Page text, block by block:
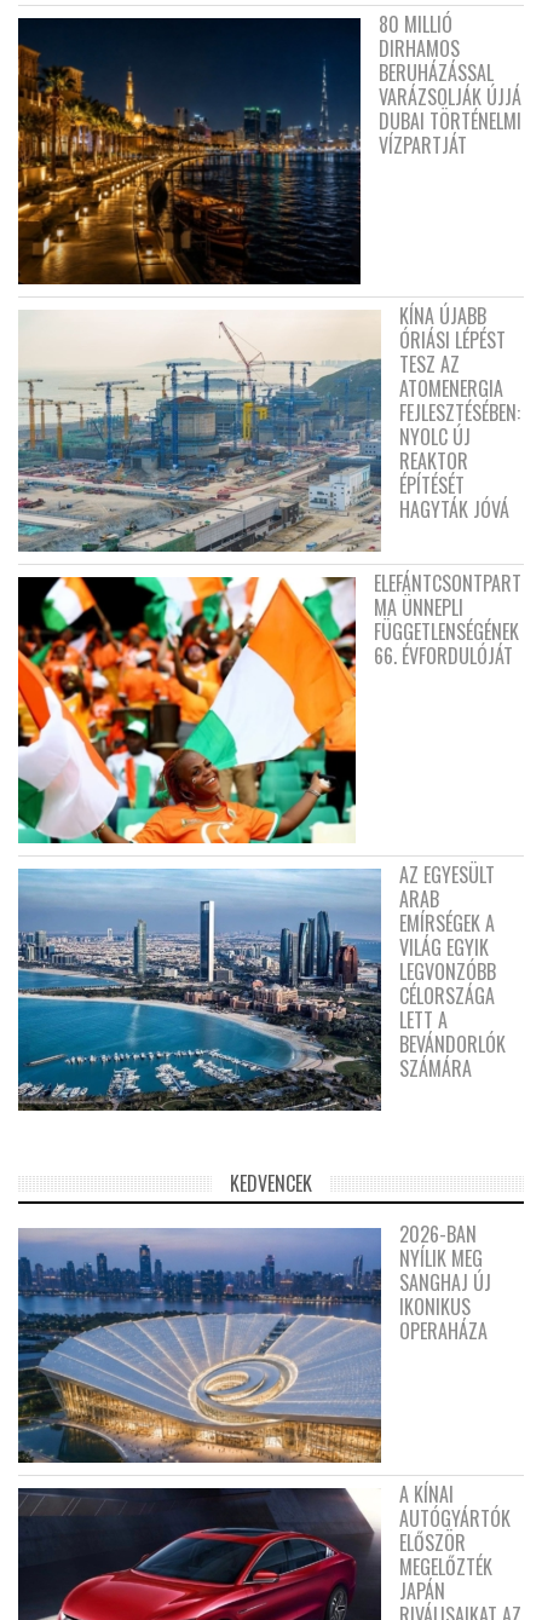
80 MILLIÓ
DIRHAMOS
BERUHÁZÁSSAL
VARÁZSOLJÁK ÚJJÁ
DUBAI TÖRTÉNELMI
VÍZPARTJÁT
KÍNA ÚJABB
ÓRIÁSI LÉPÉST
TESZ AZ
ATOMENERGIA
FEJLESZTÉSÉBEN:
NYOLC ÚJ
REAKTOR
ÉPÍTÉSÉT
HAGYTÁK JÓVÁ
ELEFÁNTCSONTPART
MA ÜNNEPLI
FÜGGETLENSÉGÉNEK
66. ÉVFORDULÓJÁT
AZ EGYESÜLT
ARAB
EMÍRSÉGEK A
VILÁG EGYIK
LEGVONZÓBB
CÉLORSZÁGA
LETT A
BEVÁNDORLÓK
SZÁMÁRA
KEDVENCEK
2026-BAN
NYÍLIK MEG
SANGHAJ ÚJ
IKONIKUS
OPERAHÁZA
A KÍNAI
AUTÓGYÁRTÓK
ELŐSZÖR
MEGELŐZTÉK
JAPÁN